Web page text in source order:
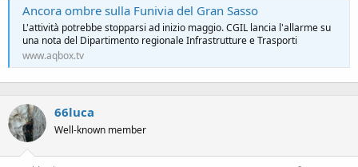
Ancora ombre sulla Funivia del Gran Sasso
L'attività potrebbe stopparsi ad inizio maggio. CGIL lancia l'allarme su
una nota del Dipartimento regionale Infrastrutture e Trasporti
www.aqbox.tv
66luca
Well-known member